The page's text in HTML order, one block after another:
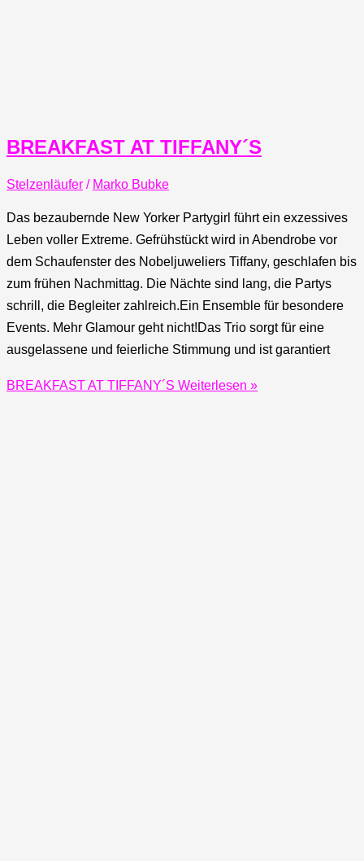
BREAKFAST AT TIFFANY´S
Stelzenläufer / Marko Bubke
Das bezaubernde New Yorker Partygirl führt ein exzessives
Leben voller Extreme. Gefrühstückt wird in Abendrobe vor
dem Schaufenster des Nobeljuweliers Tiffany, geschlafen bis
zum frühen Nachmittag. Die Nächte sind lang, die Partys
schrill, die Begleiter zahlreich.Ein Ensemble für besondere
Events. Mehr Glamour geht nicht!Das Trio sorgt für eine
ausgelassene und feierliche Stimmung und ist garantiert
BREAKFAST AT TIFFANY´S Weiterlesen »